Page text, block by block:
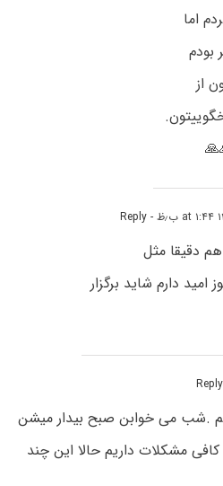
اما
بودم
از
- Reply
دقیقا مثل
دارم شاید برگزار
.شب می خوابن صبح بیدار میشن
مشکلات داریم حالا این چند